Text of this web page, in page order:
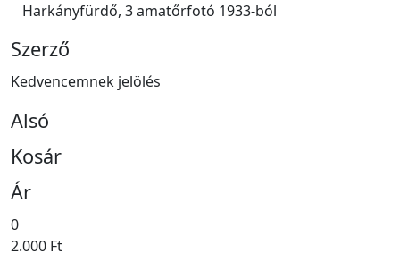
Harkányfürdő, 3 amatőrfotó 1933-ból
Szerző
Kedvencemnek jelölés
Alsó
Kosár
Ár
0
2.000 Ft